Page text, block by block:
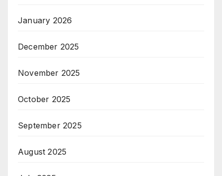
January 2026
December 2025
November 2025
October 2025
September 2025
August 2025